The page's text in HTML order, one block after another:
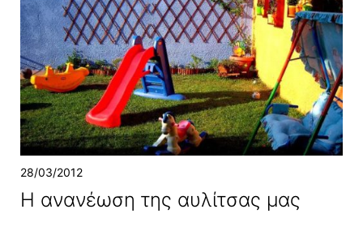
28/03/2012
Η ανανέωση της αυλίτσας μας